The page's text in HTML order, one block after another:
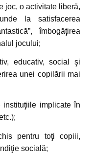
joc, o activitate liberă,
la satisfacerea
îmbogăţirea
jocului;
educativ, social şi
unei copilării mai
instituţiile implicate în
pentru toţi copiii,
socială;